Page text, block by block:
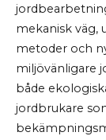
mekanisk väg,
metoder och
miljövänligare
både
jordbrukare